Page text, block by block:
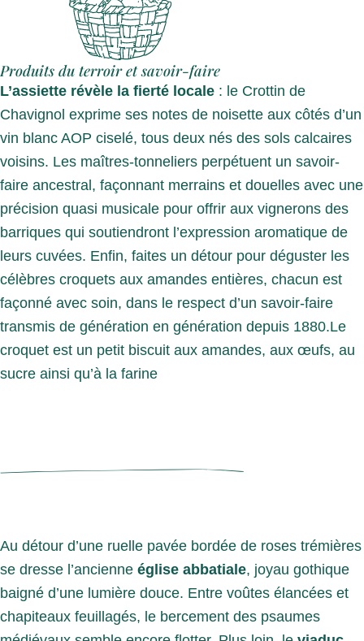
Produits du terroir et savoir-faire
L’assiette révèle la fierté locale : le Crottin de
Chavignol exprime ses notes de noisette aux côtés d’un
vin blanc AOP ciselé, tous deux nés des sols calcaires
voisins. Les maîtres-tonneliers perpétuent un savoir-
faire ancestral, façonnant merrains et douelles avec une
précision quasi musicale pour offrir aux vignerons des
barriques qui soutiendront l’expression aromatique de
leurs cuvées. Enfin, faites un détour pour déguster les
célèbres croquets aux amandes entières, chacun est
façonné avec soin, dans le respect d’un savoir-faire
transmis de génération en génération depuis 1880.Le
croquet est un petit biscuit aux amandes, aux œufs, au
sucre ainsi qu’à la farine
Au détour d’une ruelle pavée bordée de roses trémières
se dresse l’ancienne église abbatiale, joyau gothique
baigné d’une lumière douce. Entre voûtes élancées et
chapiteaux feuillagés, le bercement des psaumes